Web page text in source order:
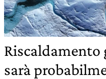
Riscaldamento
sarà